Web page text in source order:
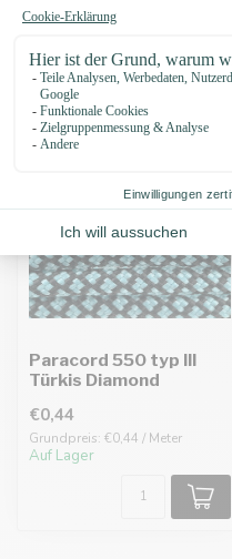
Zuletzt angesehen
Paracord 550 typ III
Türkis Diamond
€0,44
Grundpreis: €0,44 / Meter
Auf Lager